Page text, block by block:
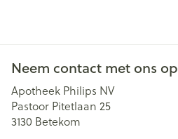
Neem contact met ons op
Apotheek Philips NV
Pastoor Pitetlaan 25
3130 Betekom